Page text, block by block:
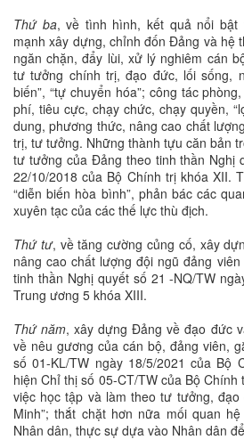
Thứ ba, về tình hình, kết quả nổi bật
mạnh xây dựng, chỉnh đốn Đảng và hệ
ngăn chặn, đẩy lùi, xử lý nghiêm cán
tư tưởng chính trị, đạo đức, lối sống,
biến”, “tự chuyển hóa”; công tác
phí, tiêu cực, chạy chức, chạy quyền,
dung, phương thức, nâng cao chất
trị, tư tưởng. Những thành tựu căn bản
tư tưởng của Đảng theo tinh thần Nghị
22/10/2018 của Bộ Chính trị khóa XII.
“diễn biến hòa bình”, phản bác các
xuyên tạc của các thế lực thù địch.
Thứ tư, về tăng cường củng cố, xây
nâng cao chất lượng đội ngũ đảng
tinh thần Nghị quyết số 21 -NQ/TW
Trung ương 5 khóa XIII.
Thứ năm, xây dựng Đảng về đạo đức
về nêu gương của cán bộ, đảng viên,
số 01-KL/TW ngày 18/5/2021 của Bộ
hiện Chỉ thị số 05-CT/TW của Bộ Chính
việc học tập và làm theo tư tưởng,
Minh”; thắt chặt hơn nữa mối quan
Nhân dân, thực sự dựa vào Nhân dân